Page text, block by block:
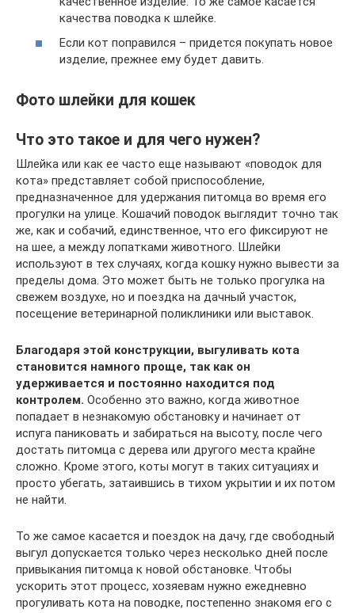
качества поводка к шлейке.
Если кот поправился – придется покупать новое
изделие, прежнее ему будет давить.
Фото шлейки для кошек
Что это такое и для чего нужен?
Шлейка или как ее часто еще называют «поводок для
кота» представляет собой приспособление,
предназначенное для удержания питомца во время его
прогулки на улице. Кошачий поводок выглядит точно так
же, как и собачий, единственное, что его фиксируют не
на шее, а между лопатками животного. Шлейки
используют в тех случаях, когда кошку нужно вывести за
пределы дома. Это может быть не только прогулка на
свежем воздухе, но и поездка на дачный участок,
посещение ветеринарной поликлиники или выставок.
Благодаря этой конструкции, выгуливать кота
становится намного проще, так как он
удерживается и постоянно находится под
контролем. Особенно это важно, когда животное
попадает в незнакомую обстановку и начинает от
испуга паниковать и забираться на высоту, после чего
достать питомца с дерева или другого места крайне
сложно. Кроме этого, коты могут в таких ситуациях и
просто убегать, затаившись в тихом укрытии и их потом
не найти.
То же самое касается и поездок на дачу, где свободный
выгул допускается только через несколько дней после
привыкания питомца к новой обстановке. Чтобы
ускорить этот процесс, хозяевам нужно ежедневно
прогуливать кота на поводке, постепенно знакомя его с